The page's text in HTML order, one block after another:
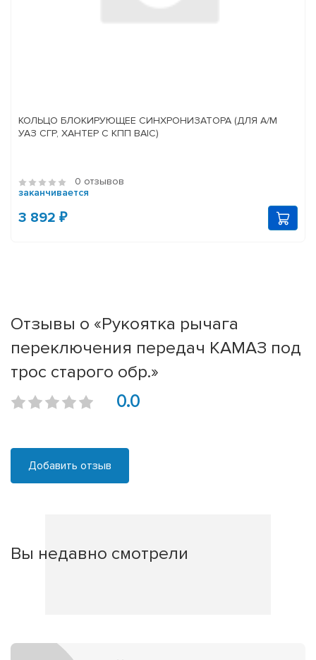
КОЛЬЦО БЛОКИРУЮЩЕЕ СИНХРОНИЗАТОРА (ДЛЯ А/М
УАЗ СГР, ХАНТЕР С КПП BAIC)
0 отзывов
заканчивается
3 892 ₽
Отзывы о «Рукоятка рычага
переключения передач КАМАЗ под
трос старого обр.»
0.0
Добавить отзыв
Вы недавно смотрели